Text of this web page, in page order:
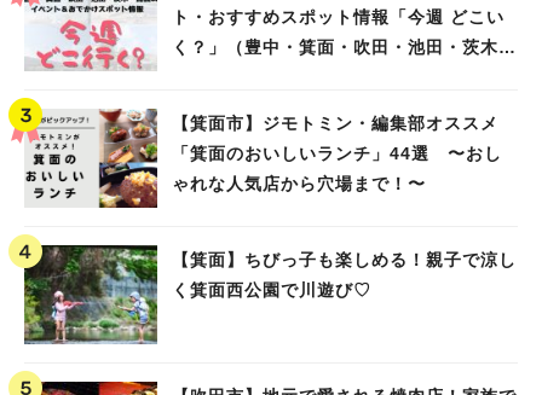
ト・おすすめスポット情報「今週 どこい
く？」（豊中・箕面・吹田・池田・茨木・
【箕面市】ジモトミン・編集部オススメ
「箕面のおいしいランチ」44選 〜おし
ゃれな人気店から穴場まで！〜
【箕面】ちびっ子も楽しめる！親子で涼し
く箕面西公園で川遊び♡